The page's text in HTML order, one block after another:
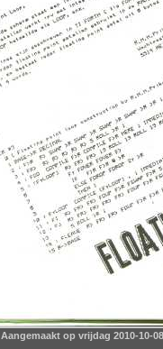
Aangemaakt op vrijdag 2010-10-